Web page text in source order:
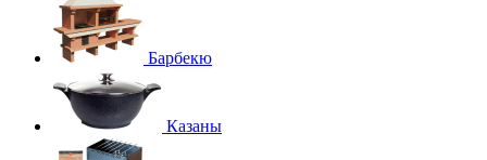
Барбекю
Казаны